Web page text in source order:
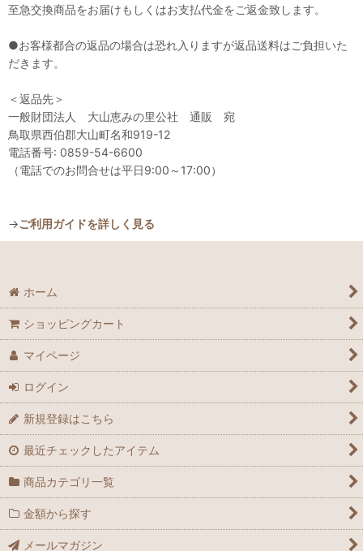
至急交換商品をお届けもしくはお支払代金をご返金致します。
●お客様都合の返品の場合は恐れ入りますが返品送料はご負担いた
だきます。
＜返品先＞
一般財団法人 大山恵みの里公社 通販 宛
鳥取県西伯郡大山町名和919-12
電話番号: 0859-54-6600
（電話でのお問合せは平日9:00～17:00）
→ご利用ガイドを詳しく見る
ホーム
ショッピングカート
マイページ
ログイン
新規登録はこちら
最近チェックしたアイテム
商品カテゴリ一覧
金額から探す
メールマガジン